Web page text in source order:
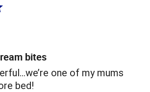
bites
one of my mums
bed!